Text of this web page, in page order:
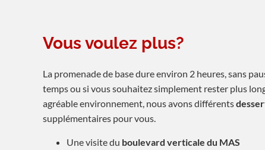
Vous voulez plus?
La promenade de base dure environ 2 heures, sans
temps ou si vous souhaitez simplement rester plus
agréable environnement, nous avons différents
supplémentaires pour vous.
Une visite du boulevard verticale du MAS